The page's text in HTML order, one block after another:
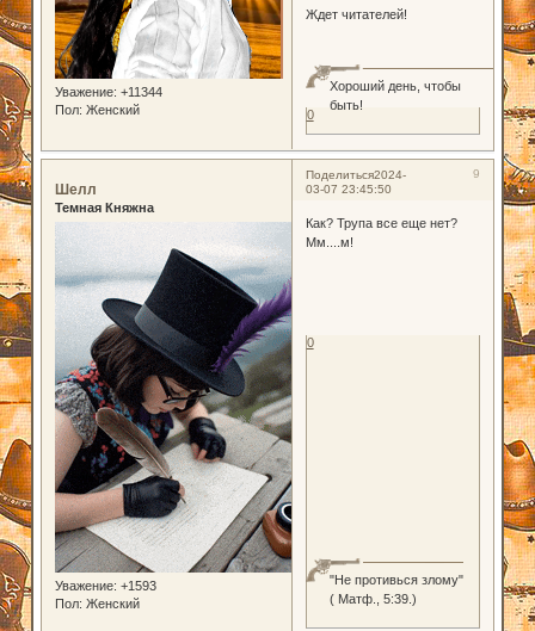
Уважение: +11344
Пол: Женский
Ждет читателей!
Хороший день, чтобы
быть!
0
Поделиться 9
2024-
03-07 23:45:50
Шелл
Темная Княжна
Уважение: +1593
Пол: Женский
Как? Трупа все еще нет?
Мм....м!
"Не противься злому"
( Матф., 5:39.)
0